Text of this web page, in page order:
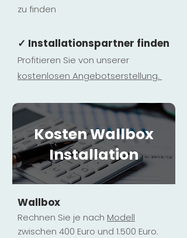
zu finden
✓ Installationspartner finden
Profitieren Sie von unserer
kostenlosen Angebotserstellung.
Kosten Wallbox
Installation
Wallbox
Rechnen Sie je nach Modell
zwischen 400 Euro und 1.500 Euro.